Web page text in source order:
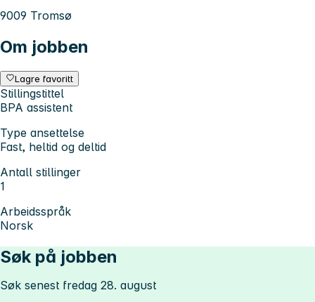
9009 Tromsø
Om jobben
Lagre favoritt
Stillingstittel
BPA assistent
Type ansettelse
Fast, heltid og deltid
Antall stillinger
1
Arbeidsspråk
Norsk
Søk på jobben
Søk senest fredag 28. august